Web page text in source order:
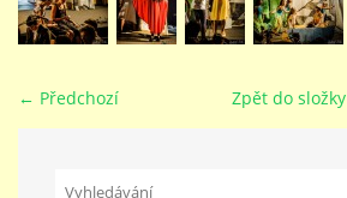
PEDAGOGICKÝ SBOR
DOKUMENTY / KE STAŽENÍ
← Předchozí Zpět do složky